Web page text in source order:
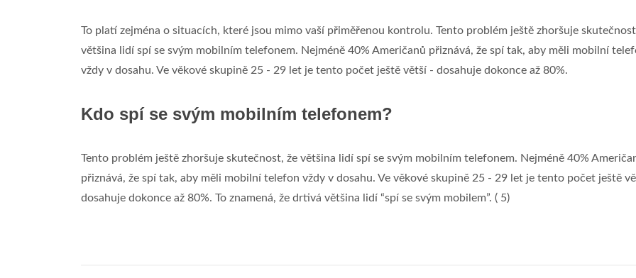
To platí zejména o situacích, které jsou mimo vaší přiměřenou kontrolu. Tento problém ještě zhoršuje
většina lidí spí se svým mobilním telefonem. Nejméně 40% Američanů přiznává, že spí tak, aby měli mobilní
vždy v dosahu. Ve věkové skupině 25 - 29 let je tento počet ještě větší - dosahuje dokonce až 80%.
Kdo spí se svým mobilním telefonem?
Tento problém ještě zhoršuje skutečnost, že většina lidí spí se svým mobilním telefonem. Nejméně 40%
přiznává, že spí tak, aby měli mobilní telefon vždy v dosahu. Ve věkové skupině 25 - 29 let je tento počet ještě
dosahuje dokonce až 80%. To znamená, že drtivá většina lidí “spí se svým mobilem”. ( 5)